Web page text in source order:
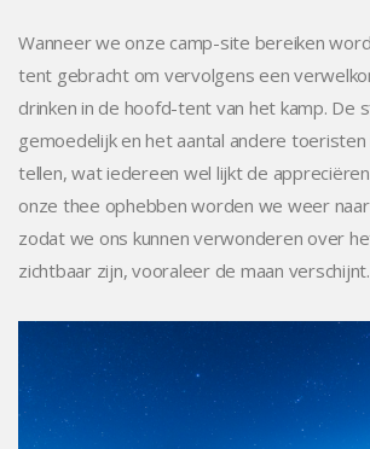
Wanneer we onze camp-site bereiken
tent gebracht om vervolgens een
drinken in de hoofd-tent van het kamp. De
gemoedelijk en het aantal andere
tellen, wat iedereen wel lijkt de
onze thee ophebben worden we weer
zodat we ons kunnen verwonderen over
zichtbaar zijn, vooraleer de maan verschijnt.